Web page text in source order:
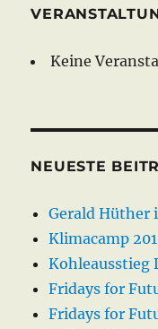
Keine
NEUESTE
Gerald Hüther
Klimacamp
Kohleausstieg
Fridays for
Fridays for